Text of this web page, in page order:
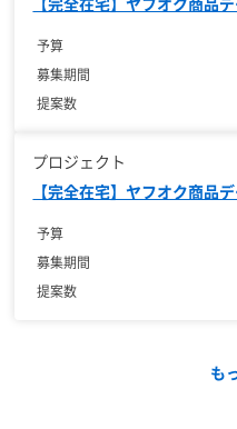
予算
募集期間
提案数
プロジェクト
【完全在宅】ヤフオク商品
予算
募集期間
提案数
も